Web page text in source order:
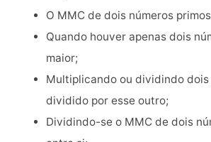
O MMC de dois números
Quando houver apenas dois
maior;
Multiplicando ou dividindo
dividido por esse outro;
Dividindo-se o MMC de dois